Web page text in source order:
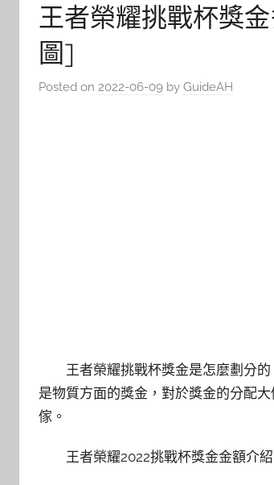
王者榮耀挑戰杯獎
圖]
Posted on 2022-06-09 by GuideAH
王者榮耀挑戰杯獎金是怎麼劃分
是物質方面的獎金，對於獎金的分配
傢。
王者榮耀2022挑戰杯獎金金額介紹